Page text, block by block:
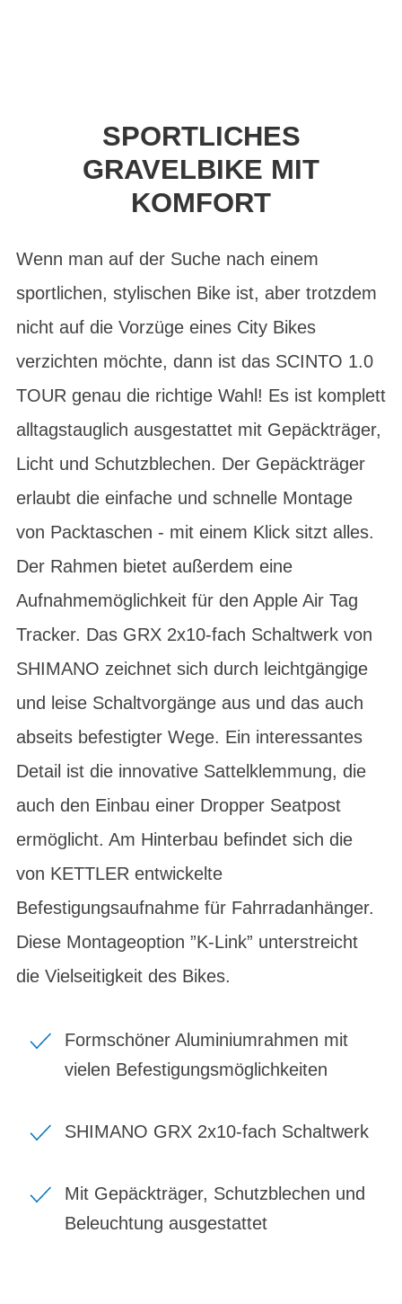
SPORTLICHES
GRAVELBIKE MIT
KOMFORT
Wenn man auf der Suche nach einem
sportlichen, stylischen Bike ist, aber trotzdem
nicht auf die Vorzüge eines City Bikes
verzichten möchte, dann ist das SCINTO 1.0
TOUR genau die richtige Wahl! Es ist komplett
alltagstauglich ausgestattet mit Gepäckträger,
Licht und Schutzblechen. Der Gepäckträger
erlaubt die einfache und schnelle Montage
von Packtaschen - mit einem Klick sitzt alles.
Der Rahmen bietet außerdem eine
Aufnahmemöglichkeit für den Apple Air Tag
Tracker. Das GRX 2x10-fach Schaltwerk von
SHIMANO zeichnet sich durch leichtgängige
und leise Schaltvorgänge aus und das auch
abseits befestigter Wege. Ein interessantes
Detail ist die innovative Sattelklemmung, die
auch den Einbau einer Dropper Seatpost
ermöglicht. Am Hinterbau befindet sich die
von KETTLER entwickelte
Befestigungsaufnahme für Fahrradanhänger.
Diese Montageoption ”K-Link” unterstreicht
die Vielseitigkeit des Bikes.
Formschöner Aluminiumrahmen mit
vielen Befestigungsmöglichkeiten
SHIMANO GRX 2x10-fach Schaltwerk
Mit Gepäckträger, Schutzblechen und
Beleuchtung ausgestattet